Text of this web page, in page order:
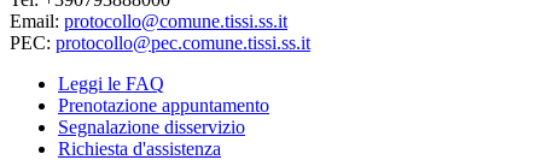
Email: protocollo@comune.tissi.ss.it
PEC: protocollo@pec.comune.tissi.ss.it
Leggi le FAQ
Prenotazione appuntamento
Segnalazione disservizio
Richiesta d'assistenza